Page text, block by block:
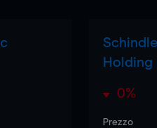
Holding
0%
Prezzo